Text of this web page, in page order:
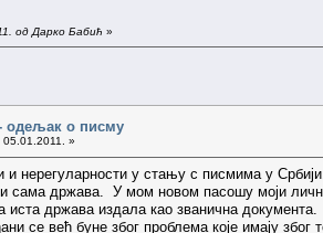
од Дарко Бабић »
одељак о писму
05.01.2011. »
и нерегуларности у стању с писмима у
и сама држава. У мом новом пасошу моји
иста држава издала као званична
се већ буне због проблема које имају због